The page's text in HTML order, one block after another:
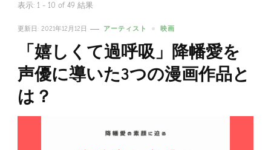
表示: 1 - 10 of 49 結果
更新日: 2021年12月12日 アーティスト 映画
「嬉しくて過呼吸」降幡愛を
声優に導いた3つの漫画作品と
は？